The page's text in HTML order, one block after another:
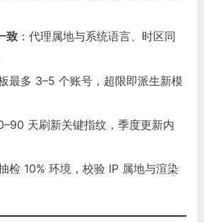
致 ：代理属地与系统语言、时区同
最多 3–5 个账号，超限即派生新模
天刷新关键指纹，季度更新内
检 10% 环境，校验 IP 属地与渲染